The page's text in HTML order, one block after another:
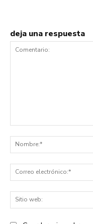
deja una respuesta